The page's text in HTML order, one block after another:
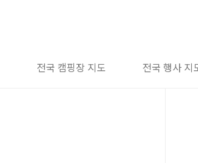
전국 캠핑장 지도 전국 행사 지